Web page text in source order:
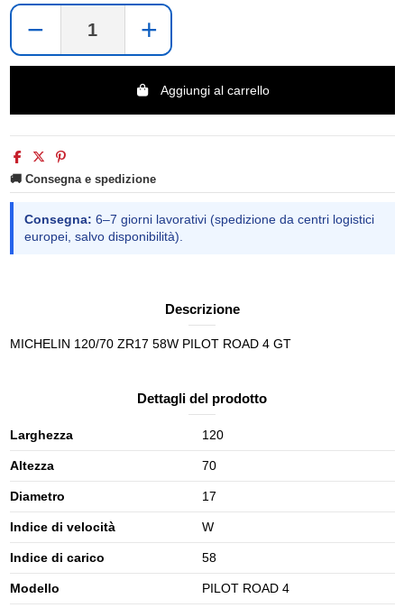
− +
Aggiungi al carrello
🚚 Consegna e spedizione
Consegna: 6–7 giorni lavorativi (spedizione da centri logistici
europei, salvo disponibilità).
Descrizione
MICHELIN 120/70 ZR17 58W PILOT ROAD 4 GT
Dettagli del prodotto
Larghezza 120
Altezza 70
Diametro 17
Indice di velocità W
Indice di carico 58
Modello PILOT ROAD 4